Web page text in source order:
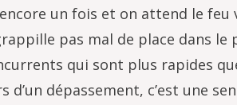
un fois et on attend le
pas mal de place dans le
qui sont plus rapides
dépassement, c’est une